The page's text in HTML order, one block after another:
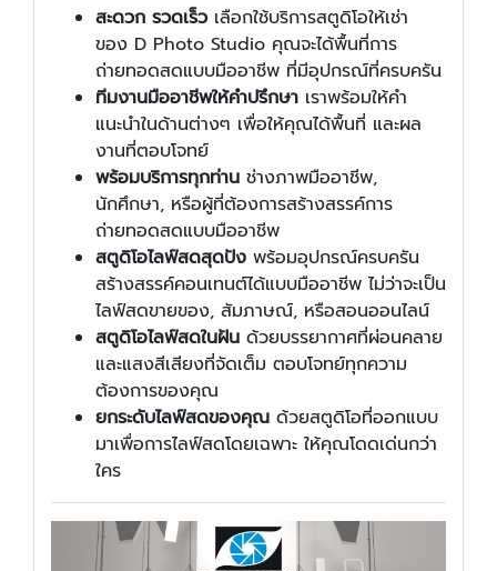
สะดวก รวดเร็วเลือกใช้บริการสตูดิโอให้เช่า
ของ D Photo Studio คุณจะได้พื้นที่การ
ถ่ายทอดสดแบบมืออาชีพ ที่มีอุปกรณ์ที่ครบครัน
ทีมงานมืออาชีพให้คำปรึกษา เราพร้อมให้คำ
แนะนำในด้านต่างๆ เพื่อให้คุณได้พื้นที่ และผล
งานที่ตอบโจทย์
พร้อมบริการทุกท่าน ช่างภาพมืออาชีพ,
นักศึกษา, หรือผู้ที่ต้องการสร้างสรรค์การ
ถ่ายทอดสดแบบมืออาชีพ
สตูดิโอไลฟ์สดสุดปัง พร้อมอุปกรณ์ครบครัน
สร้างสรรค์คอนเทนต์ได้แบบมืออาชีพ ไม่ว่าจะเป็น
ไลฟ์สดขายของ, สัมภาษณ์, หรือสอนออนไลน์
สตูดิโอไลฟ์สดในฝัน ด้วยบรรยากาศที่ผ่อนคลาย
และแสงสีเสียงที่จัดเต็ม ตอบโจทย์ทุกความ
ต้องการของคุณ
ยกระดับไลฟ์สดของคุณ ด้วยสตูดิโอที่ออกแบบ
มาเพื่อการไลฟ์สดโดยเฉพาะ ให้คุณโดดเด่นกว่า
ใคร